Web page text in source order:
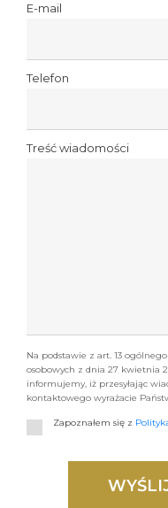
E-mail
Telefon
Treść wiadomości
Na podstawie z art. 13
osobowych z dnia 27 kwietnia
informujemy, iż przesyłając
kontaktowego wyrażacie
Zapoznałem się z